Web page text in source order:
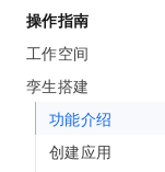
操作指南
工作空间
孪生搭建
功能介绍
创建应用
安全
中间件
数据库
大数据计算
网络
可观测
上云与迁云
企业出海